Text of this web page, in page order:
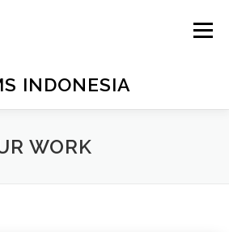
INDONESIA
Menu
BLOG BUKU ANTOLOGI
WORK